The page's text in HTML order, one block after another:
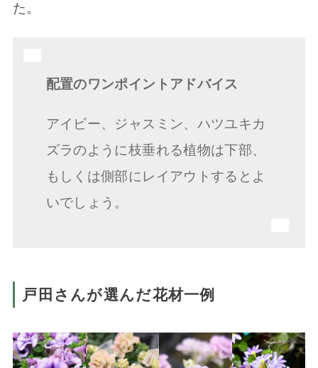
た。
配置のワンポイントアドバイス
アイビー、ジャスミン、ハツユキカ
ズラのように枝垂れる植物は下部、
もしくは側部にレイアウトするとよ
いでしょう。
戸田さんが選んだ花材一例